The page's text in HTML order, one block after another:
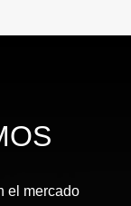
el mercado